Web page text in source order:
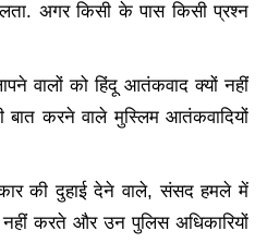
अगर किसी के पास किसी प्रश्न
वालों को हिंदू आतंकवाद क्यों नहीं
करने वाले मुस्लिम आतंकवादियों
की दुहाई देने वाले, संसद हमले में
नहीं करते और उन पुलिस अधिकारियों